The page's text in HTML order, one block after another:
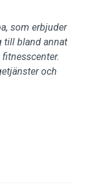
som erbjuder
till bland annat
och